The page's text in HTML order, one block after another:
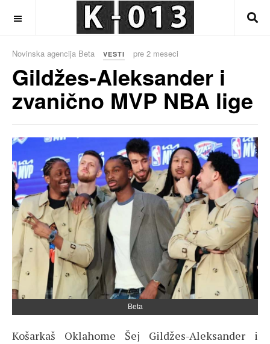
Novinska agencija Beta VESTI pre 2 meseci
Gildžes-Aleksander i
zvanično MVP NBA lige
Beta
Košarkaš Oklahome Šej Gildžes-Aleksander i